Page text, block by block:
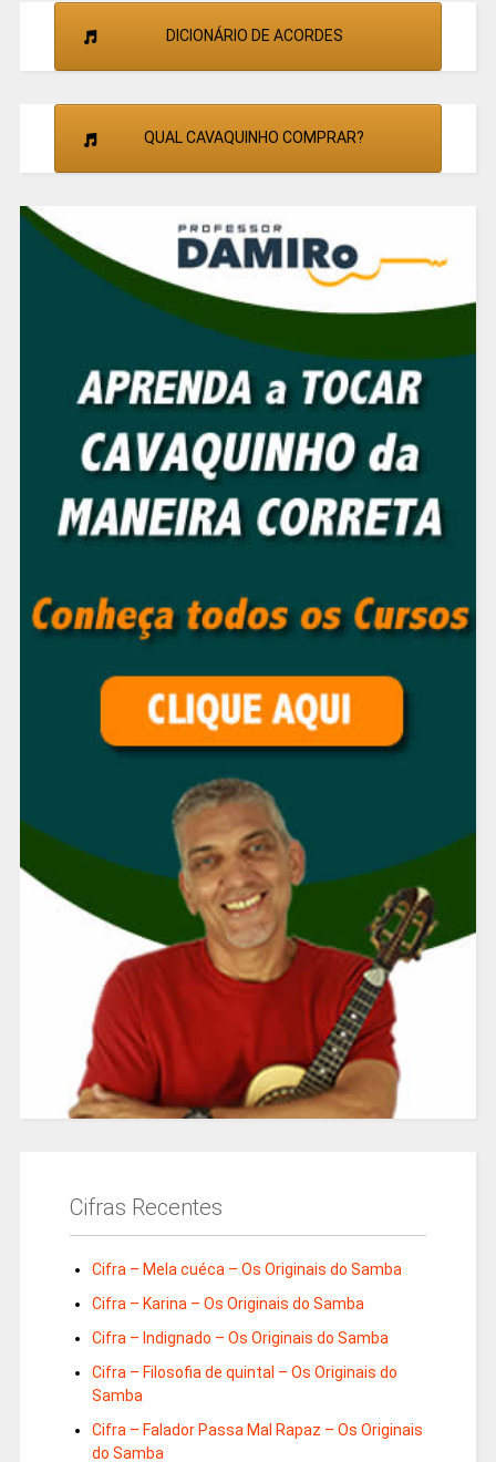
DICIONÁRIO DE ACORDES
QUAL CAVAQUINHO COMPRAR?
Cifras Recentes
Cifra – Mela cuéca – Os Originais do Samba
Cifra – Karina – Os Originais do Samba
Cifra – Indignado – Os Originais do Samba
Cifra – Filosofia de quintal – Os Originais do
Samba
Cifra – Falador Passa Mal Rapaz – Os Originais
do Samba